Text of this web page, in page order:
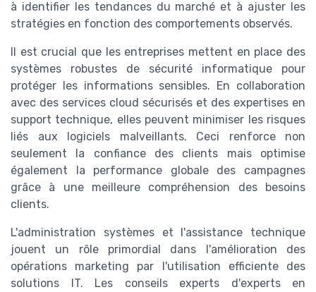
à identifier les tendances du marché et à ajuster les
stratégies en fonction des comportements observés.
Il est crucial que les entreprises mettent en place des
systèmes robustes de sécurité informatique pour
protéger les informations sensibles. En collaboration
avec des services cloud sécurisés et des expertises en
support technique, elles peuvent minimiser les risques
liés aux logiciels malveillants. Ceci renforce non
seulement la confiance des clients mais optimise
également la performance globale des campagnes
grâce à une meilleure compréhension des besoins
clients.
L'administration systèmes et l'assistance technique
jouent un rôle primordial dans l'amélioration des
opérations marketing par l'utilisation efficiente des
solutions IT. Les conseils experts d'experts en